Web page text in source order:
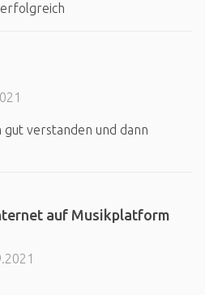
verstanden und dann
auf Musikplatform